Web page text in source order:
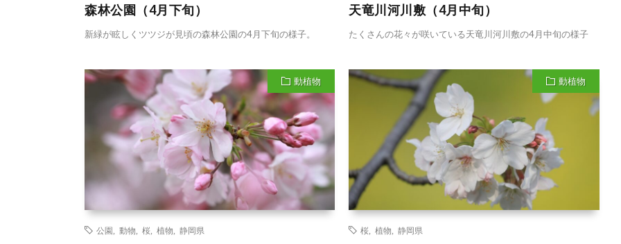
森林公園（4月下旬）
新緑が眩しくツツジが見頃の森林公園の4月下旬の様子。
天竜川河川敷（4月中旬）
たくさんの花々が咲いている天竜川河川敷の4月中旬の様子
動植物
公園 動物 桜 植物 静岡県
動植物
桜 ,植物 ,静岡県